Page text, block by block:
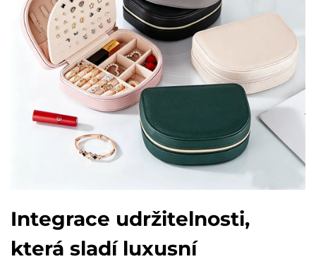
Integrace udržitelnosti,
která sladí luxusní